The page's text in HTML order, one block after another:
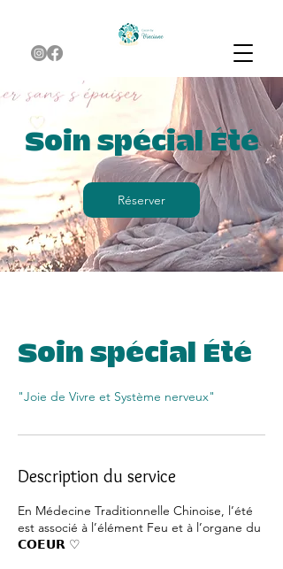
Soin spécial Été
Réserver
Soin spécial Été
"Joie de Vivre et Système nerveux"
Description du service
En Médecine Traditionnelle Chinoise, l’été
est associé à l’élément Feu et à l’organe du
𝗖𝗢𝗘𝗨𝗥 ♡